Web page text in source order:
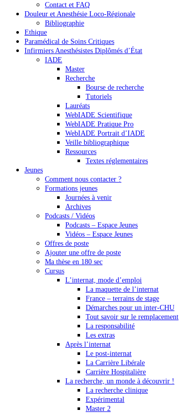
Contact et FAQ
Douleur et Anesthésie Loco-Régionale
Bibliographie
Ethique
Paramédical de Soins Critiques
Infirmiers Anesthésistes Diplômés d’État
IADE
Master
Recherche
Bourse de recherche
Tutoriels
Lauréats
WebIADE Scientifique
WebIADE Pratique Pro
WebIADE Portrait d’IADE
Veille bibliographique
Ressources
Textes réglementaires
Jeunes
Comment nous contacter ?
Formations jeunes
Journées à venir
Archives
Podcasts / Vidéos
Podcasts – Espace Jeunes
Vidéos – Espace Jeunes
Offres de poste
Ajouter une offre de poste
Ma thèse en 180 sec
Cursus
L’internat, mode d’emploi
La maquette de l’internat
France – terrains de stage
Démarches pour un inter-CHU
Tout savoir sur le remplacement
La responsabilité
Les extras
Après l’internat
Le post-internat
La Carrière Libérale
Carrière Hospitalière
La recherche, un monde à découvrir !
La recherche clinique
Expérimental
Master 2